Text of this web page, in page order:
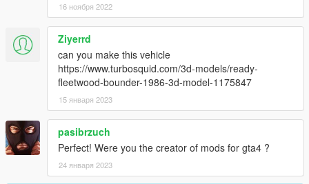
16 ноября 2022
Ziyerrd
can you make this vehicle
https://www.turbosquid.com/3d-models/ready-
fleetwood-bounder-1986-3d-model-1175847
15 января 2023
pasibrzuch
Perfect! Were you the creator of mods for gta4 ?
24 января 2023